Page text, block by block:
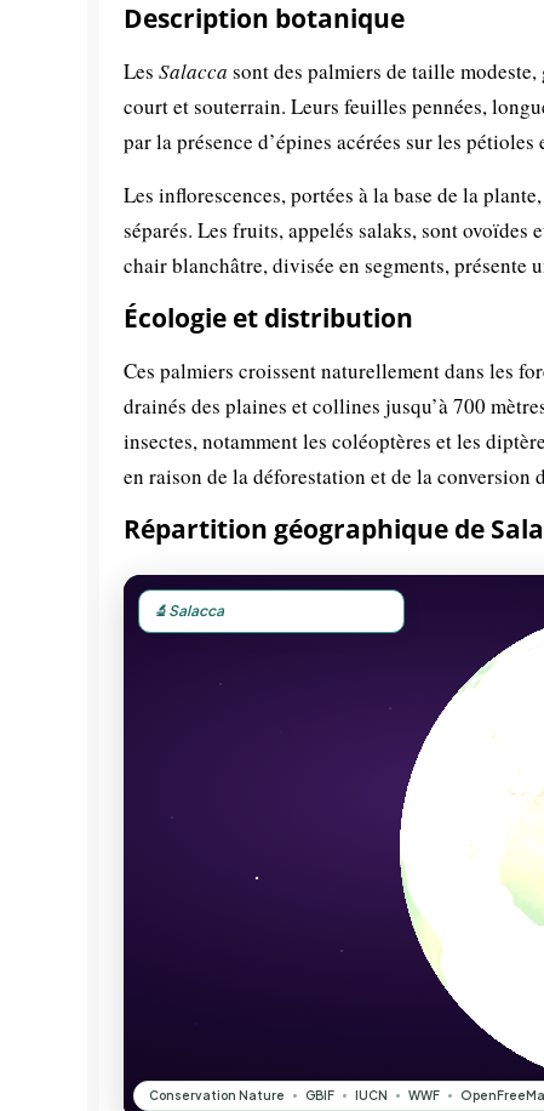
Description botanique
Les Salacca sont des palmiers de taille
court et souterrain. Leurs feuilles pennées,
par la présence d’épines acérées sur les
Les inflorescences, portées à la base de la
séparés. Les fruits, appelés salaks, sont
chair blanchâtre, divisée en segments, présente
Écologie et distribution
Ces palmiers croissent naturellement dans les
drainés des plaines et collines jusqu’à 700
insectes, notamment les coléoptères et les
en raison de la déforestation et de la conversion
Répartition géographique de